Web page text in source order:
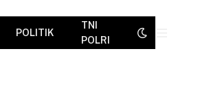
POLITIK
TNI
POLRI